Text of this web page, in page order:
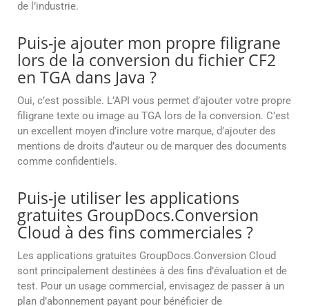
de l’industrie.
Puis-je ajouter mon propre filigrane
lors de la conversion du fichier CF2
en TGA dans Java ?
Oui, c’est possible. L’API vous permet d’ajouter votre propre
filigrane texte ou image au TGA lors de la conversion. C’est
un excellent moyen d’inclure votre marque, d’ajouter des
mentions de droits d’auteur ou de marquer des documents
comme confidentiels.
Puis-je utiliser les applications
gratuites GroupDocs.Conversion
Cloud à des fins commerciales ?
Les applications gratuites GroupDocs.Conversion Cloud
sont principalement destinées à des fins d’évaluation et de
test. Pour un usage commercial, envisagez de passer à un
plan d’abonnement payant pour bénéficier de